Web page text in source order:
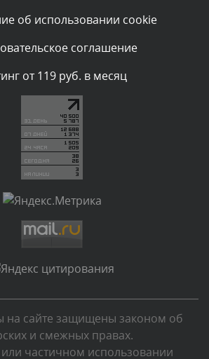
проверяется
будет виден после проверки
проверяется
будет виден после проверки
будет виден после проверки
проверяется
будет виден после проверки
об использовании cookie
соглашение
от 119 руб. в месяц
на сайте защищены законом об
и смежных правах.
частичном использовании